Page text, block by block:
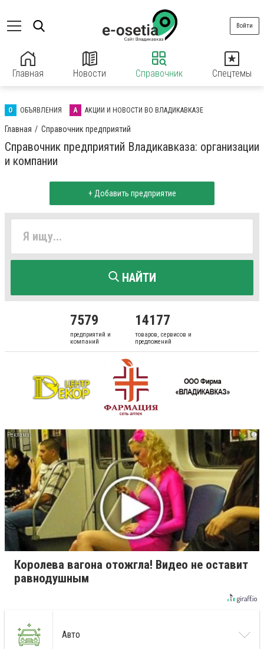
Главная Новости Справочник Спецтемы
Войти
О ОБЪЯВЛЕНИЯ А АКЦИИ И НОВОСТИ ВО ВЛАДИКАВКАЗЕ
Главная Справочник предприятий
Справочник предприятий Владикавказа: организации
и компании
+ Добавить предприятие
НАЙТИ
7579
предприятий и
компаний
14177
товаров, сервисов и
предложений
i
Королева вагона отожгла! Видео не оставит
равнодушным
Авто